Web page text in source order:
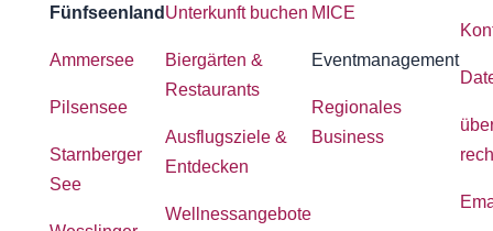
Fünfseenland
Ammersee
Pilsensee
Starnberger
See
Unterkunft buchen
Biergärten &
Restaurants
Ausflugsziele &
Entdecken
Wellnessangebote
MICE
Eventmanagement
Regionales
Business